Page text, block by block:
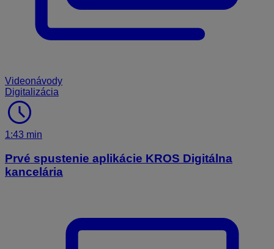
Videonávody
Digitalizácia
schedule
1:43 min
Prvé spustenie aplikácie KROS Digitálna
kancelária